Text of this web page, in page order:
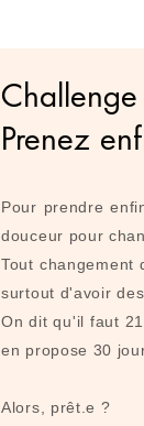
Prenez
Pour prendre
douceur pour
Tout changement
surtout d'avoir
On dit qu'il faut
en propose 30
Alors, prêt.e ?​​